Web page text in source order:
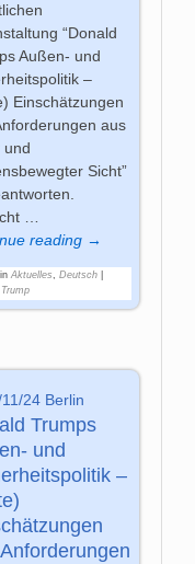
“Donald
Außen- und
–
Einschätzungen
aus
und
Sicht”
…
reading →
Aktuelles, Deutsch|
Trump
24 Berlin
Trumps
und
–